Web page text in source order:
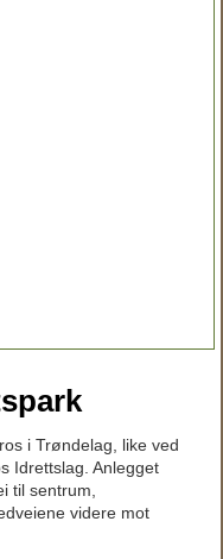
i Trøndelag, like ved
Idrettslag. Anlegget
til sentrum,
videre mot